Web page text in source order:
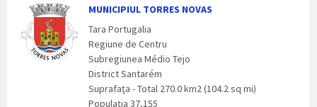
MUNICIPIUL TORRES NOVAS
Tara Portugalia
Regiune de Centru
Subregiunea Médio Tejo
District Santarém
Suprafaţa - Total 270.0 km2 (104.2 sq mi)
Populaţia 37,155